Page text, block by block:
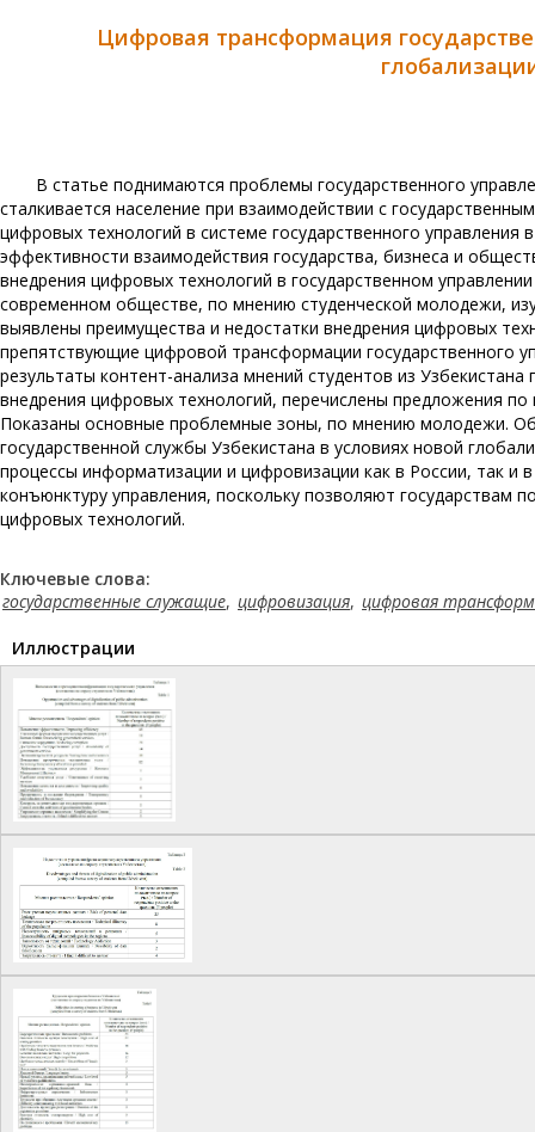
Цифровая трансформация
В статье поднимаются проблемы государственного
сталкивается население при взаимодействии с
цифровых технологий в системе государственного управления
эффективности взаимодействия государства, бизнеса и
внедрения цифровых технологий в государственном
современном обществе, по мнению студенческой молодежи,
выявлены преимущества и недостатки внедрения цифровых
препятствующие цифровой трансформации государственного
результаты контент-анализа мнений студентов из
внедрения цифровых технологий, перечислены предложения
Показаны основные проблемные зоны, по мнению молодежи.
государственной службы Узбекистана в условиях новой
процессы информатизации и цифровизации как в России, так и
конъюнктуру управления, поскольку позволяют
цифровых технологий.
Ключевые слова:
государственные служащие, цифровизация, цифровая
Иллюстрации